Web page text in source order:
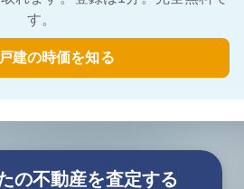
す。
建の時価を知る
の不動産を査定する